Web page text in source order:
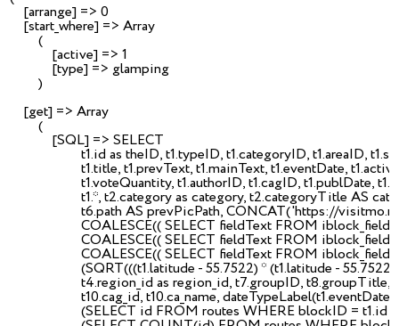
Главная
Глэмпинги
    [arrange] => 0
    [start_where] => Array
        (
            [active] => 1
            [type] => glamping
        )
    [get] => Array
        (
            [SQL] => SELECT
t1.id as theID, t1.typeID, t1.categoryID, t1.areaID,
t1.title, t1.prevText, t1.mainText, t1.eventDate,
t1.voteQuantity, t1.authorID, t1.cagID, t1.publDate,
t1.*, t2.category as category, t2.categoryTitle
t6.path AS prevPicPath, CONCAT('https://
COALESCE(( SELECT fieldText FROM
COALESCE(( SELECT fieldText FROM
COALESCE(( SELECT fieldText FROM
(SQRT(((t1.latitude - 55.7522) * (t1.latitude -
t4.region_id as region_id, t7.groupID,
t10.cag_id, t10.ca_name,
(SELECT id FROM routes WHERE blockID =